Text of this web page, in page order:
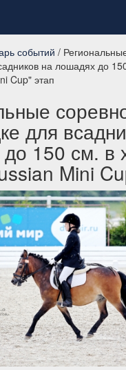
событий /
на лошадях до
Cup" этап
для
150 см. в
Mini